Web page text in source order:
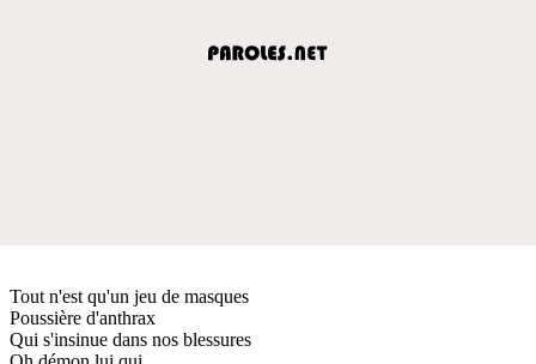
Tout n'est qu'un jeu de masques
Poussière d'anthrax
Qui s'insinue dans nos blessures